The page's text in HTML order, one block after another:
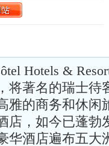
Hotels &
将著名的瑞士待
雅的商务和休闲
店，如今已蓬
华酒店遍布五大